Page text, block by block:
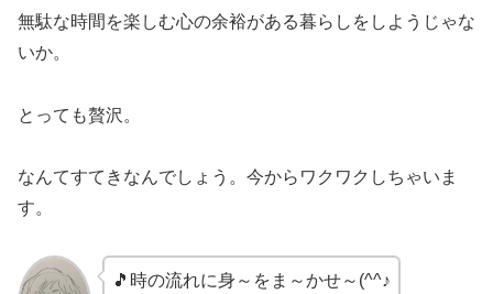
無駄な時間を楽しむ心の余裕がある暮らしをしようじゃな
いか。
とっても贅沢。
なんてすてきなんでしょう。今からワクワクしちゃいま
す。
🎵時の流れに身～をま～かせ～(^^♪